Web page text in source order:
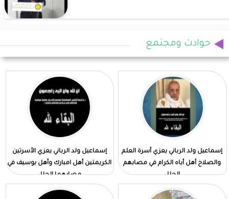
حوادث ومجتمع
إسماعيل ولد الرباني يعزي أسرة العلم
والصلاح أهل أباه الكرام في مصابهم
الجلل
إسماعيل ولد الرباني يعزي الأسرتين
الكريمتين أهل امبارك وأهل بوسيف في
مصابهما الجلل